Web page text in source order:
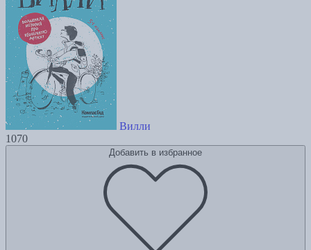
Вилли
1070
Добавить в избранное